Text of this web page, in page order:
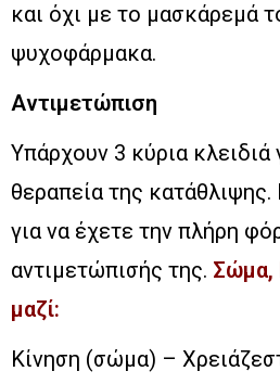
και όχι με το μασκάρεμά
ψυχοφάρμακα.
Αντιμετώπιση
Υπάρχουν 3 κύρια κλειδιά
θεραπεία της
για να έχετε την πλήρη
αντιμετώπισής της. Σώμα,
μαζί:
Κίνηση (σώμα) –